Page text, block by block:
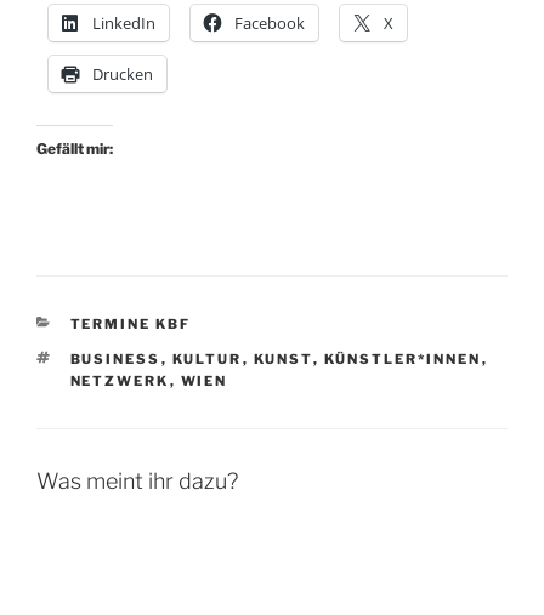
LinkedIn Facebook X
Drucken
Gefällt mir:
KATEGORIEN
TERMINE KBF
SCHLAGWÖRTER
BUSINESS , KULTUR , KUNST, KÜNSTLER*INNEN ,
NETZWERK , WIEN
Was meint ihr dazu?